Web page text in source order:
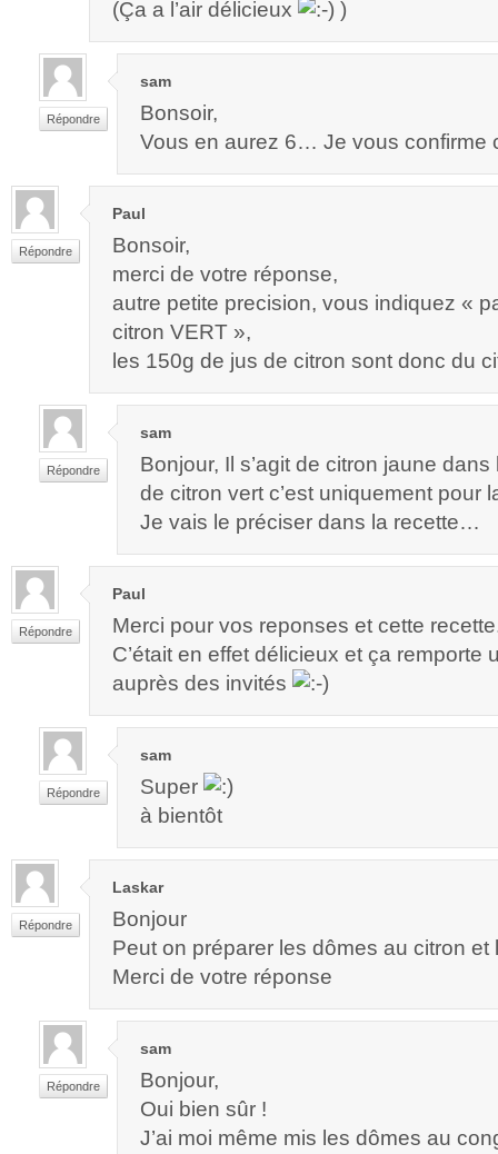
(Ça a l’air délicieux )
Répondre
sam
Bonsoir,
Vous en aurez 6… Je vous confirme
Répondre
Paul
Bonsoir,
merci de votre réponse,
autre petite precision, vous indiquez «
citron VERT »,
les 150g de jus de citron sont donc du
Répondre
sam
Bonjour, Il s’agit de citron jaune
de citron vert c’est uniquement pour
Je vais le préciser dans la recette…
Répondre
Paul
Merci pour vos reponses et cette
C’était en effet délicieux et ça remporte
auprès des invités
Répondre
sam
Super
à bientôt
Répondre
Laskar
Bonjour
Peut on préparer les dômes au citron et
Merci de votre réponse
Répondre
sam
Bonjour,
Oui bien sûr !
J’ai moi même mis les dômes au